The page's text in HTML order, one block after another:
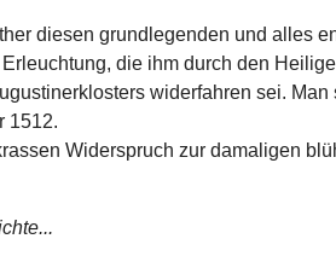
diesen grundlegenden und alles
die ihm durch den
widerfahren sei.
1512.
Widerspruch zur damaligen